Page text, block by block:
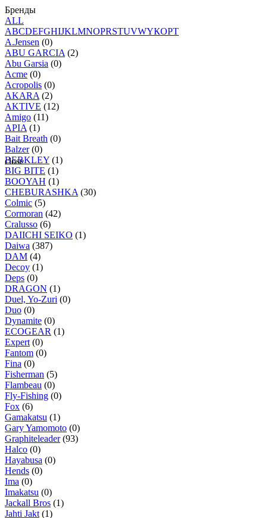
Бренды
ALL
ABCDEFGHIJKLMNOPRSTUVWYКОРТ
A.Jensen (0)
ABU GARCIA (2)
Abu Garsia (0)
Acme (0)
Acropolis (0)
AKARA (2)
AKTIVE (12)
Amigo (11)
APIA (1)
Bait Breath (0)
Balzer(0)
BERKLEY (1)
BIG BITE (1)
BOOYAH (1)
CHEBURASHKA (30)
Colmic (5)
Cormoran (42)
Cralusso (6)
DAIICHI SEIKO (1)
Daiwa (387)
DAM (4)
Decoy (1)
Deps (0)
DRAGON (1)
Duel, Yo-Zuri (0)
Duo (0)
Dynamite (0)
ECOGEAR (1)
Expert (0)
Fantom (0)
Fina (0)
Fisherman (5)
Flambeau (0)
Fly-Fishing (0)
Fox (6)
Gamakatsu (1)
Gary Yamomoto (0)
Graphiteleader(93)
Halco (0)
Hayabusa (0)
Hends (0)
Ima (0)
Imakatsu (0)
Jackall Bros (1)
Jahti Jakt (1)
close